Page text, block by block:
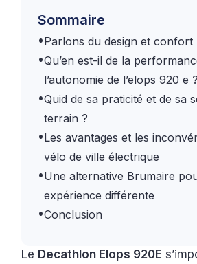
Sommaire
•Parlons du design et confort
•Qu’en est-il de la
l’autonomie de l’elops 920 e ?
•Quid de sa praticité et de sa
terrain ?
•Les avantages et les
vélo de ville électrique
•Une alternative Brumaire
expérience différente
•Conclusion
Le Decathlon Elops 920E